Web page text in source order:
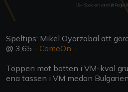
18+ Spela ansvarsfullt Regler &
Speltips: Mikel Oyarzabal att
@ 3,65 - ComeOn -
Toppen mot botten i VM-kval
ena tassen i VM medan